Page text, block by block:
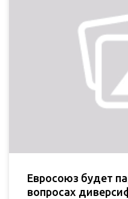
Евросоюз будет
вопросах